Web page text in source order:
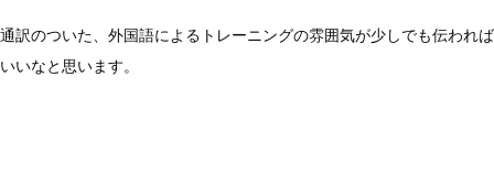
通訳のついた、外国語によるトレーニングの雰囲気が少しでも伝われば
いいなと思います。